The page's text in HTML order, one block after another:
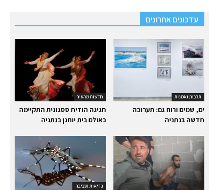
עדכונים אחרונים
חדשות מהעיר
חגיגה הודית ססגונית התקיימה
באולם בית יוחנן בנתניה
תרבות ואמנות
ים, שמים ורוח גם: תערוכה
חדשה בנתניה
בריאות וסביבה